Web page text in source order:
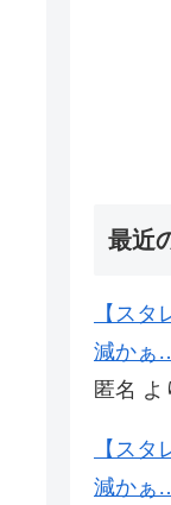
最近
【ス
減かぁ
匿名 よ
【ス
減かぁ